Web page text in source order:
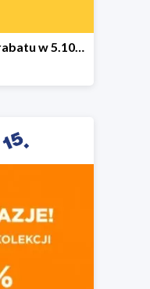
Dodatkowe -20% rabatu w 5.10.15